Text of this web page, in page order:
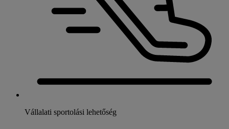
Vállalati sportolási lehetőség